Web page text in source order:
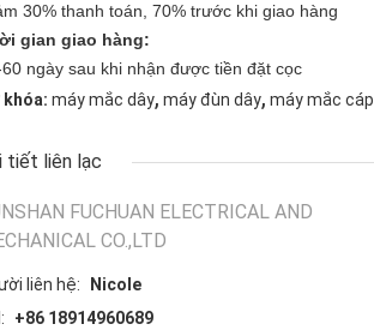
30% thanh toán, 70% trước khi giao hàng
gian giao hàng:
ngày sau khi nhận được tiền đặt cọc
khóa: máy mắc dây, máy đùn dây, máy mắc cáp
tiết liên lạc
FUCHUAN ELECTRICAL AND
CO.,LTD
liên hệ:
Nicole
+86 18914960689